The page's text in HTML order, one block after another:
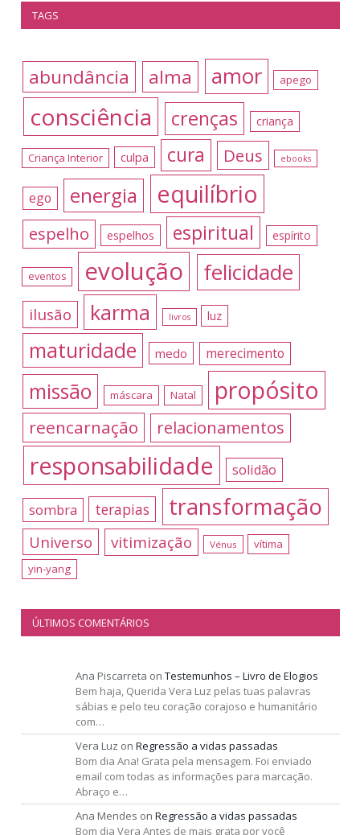
TAGS
abundância alma amor apego
consciência crenças criança
Criança Interior culpa cura Deus ebooks
ego energia equilíbrio
espelho espelhos espiritual espírito
eventos evolução felicidade
ilusão karma livros luz
maturidade medo merecimento
missão máscara Natal propósito
reencarnação relacionamentos
responsabilidade solidão
sombra terapias transformação
Universo vitimização Vénus
vítima
yin-yang
ÚLTIMOS COMENTÁRIOS
Ana Piscarreta on Testemunhos – Livro de Elogios
Bem haja, Querida Vera Luz pelas tuas palavras
sábias e pelo teu coração corajoso e humanitário
com…
Vera Luz on Regressão a vidas passadas
Bom dia Ana! Grata pela mensagem. Foi enviado
email com todas as informações para marcação.
Abraço e…
Ana Mendes on Regressão a vidas passadas
Bom dia Vera Antes de mais grata por você